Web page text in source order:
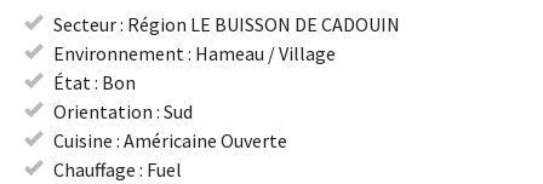
Secteur : Région LE BUISSON DE CADOUIN
Environnement : Hameau / Village
État : Bon
Orientation : Sud
Cuisine : Américaine Ouverte
Chauffage : Fuel